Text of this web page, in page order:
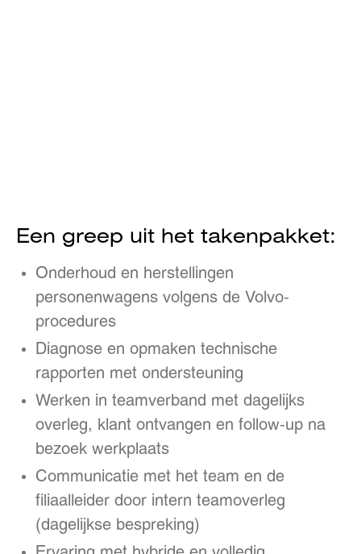
Een greep uit het takenpakket:
Onderhoud en herstellingen
personenwagens volgens de Volvo-
procedures
Diagnose en opmaken technische
rapporten met ondersteuning
Werken in teamverband met dagelijks
overleg, klant ontvangen en follow-up na
bezoek werkplaats
Communicatie met het team en de
filiaalleider door intern teamoverleg
(dagelijkse bespreking)